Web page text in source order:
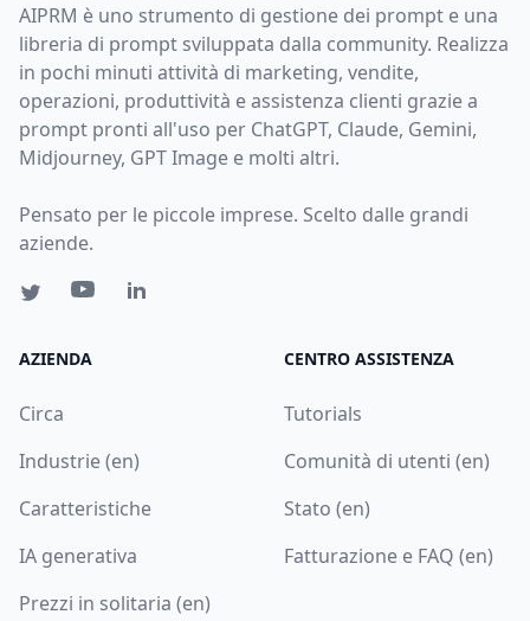
AIPRM è uno strumento di gestione dei prompt e una
libreria di prompt sviluppata dalla community. Realizza
in pochi minuti attività di marketing, vendite,
operazioni, produttività e assistenza clienti grazie a
prompt pronti all'uso per ChatGPT, Claude, Gemini,
Midjourney, GPT Image e molti altri.
Pensato per le piccole imprese. Scelto dalle grandi
aziende.
AZIENDA
Circa
Industrie (en)
Caratteristiche
IA generativa
Prezzi in solitaria (en)
CENTRO ASSISTENZA
Tutorials
Comunità di utenti (en)
Stato (en)
Fatturazione e FAQ (en)